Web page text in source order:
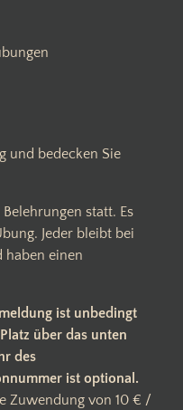
und bedecken Sie
statt. Es
Jeder bleibt bei
haben einen
ist unbedingt
über das unten
des
ist optional.
Zuwendung von 10 € /